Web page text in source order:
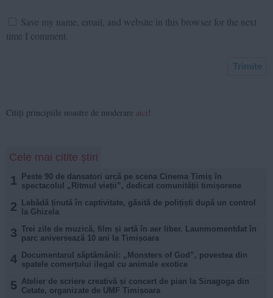
Save my name, email, and website in this browser for the next
time I comment.
Citiți principiile noastre de moderare aici !
Cele mai citite știri
1 Peste 90 de dansatori urcă pe scena Cinema Timiș în
spectacolul „Ritmul vieții”, dedicat comunității timișorene
2 Lebădă ținută în captivitate, găsită de polițiști după un control
la Ghizela
3 Trei zile de muzică, film și artă în aer liber. Launmomentdat în
parc aniversează 10 ani la Timișoara
4 Documentarul săptămânii: „Monsters of God”, povestea din
spatele comerțului ilegal cu animale exotice
5 Atelier de scriere creativă și concert de pian la Sinagoga din
Cetate, organizate de UMF Timișoara